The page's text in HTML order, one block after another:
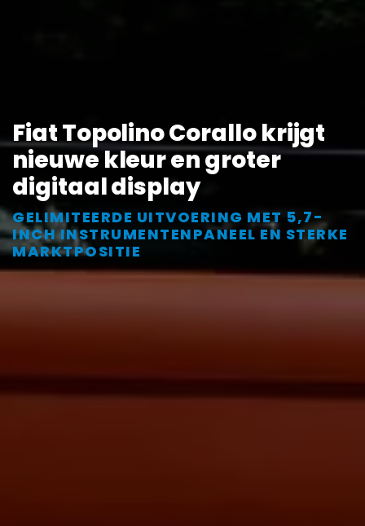
Fiat Topolino Corallo krijgt
nieuwe kleur en groter
digitaal display
GELIMITEERDE UITVOERING MET 5,7-
INCH INSTRUMENTENPANEEL EN STERKE
MARKTPOSITIE